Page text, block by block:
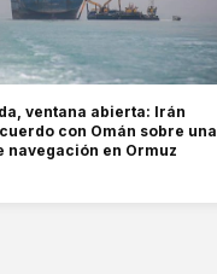
ventana abierta: Irán
con Omán sobre una
navegación en Ormuz